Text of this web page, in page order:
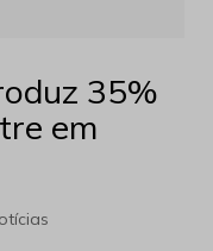
35%
em